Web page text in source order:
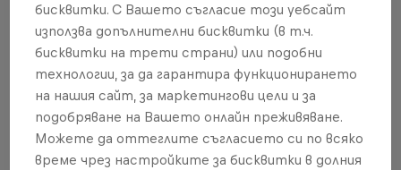
Още от това?
бисквитки. С Вашето съгласие този уебсайт
използва допълнителни бисквитки (в т.ч.
бисквитки на трети страни) или подобни
технологии, за да гарантира функционирането
на нашия сайт, за маркетингови цели и за
подобряване на Вашето онлайн преживяване.
Можете да оттеглите съгласието си по всяко
време чрез настройките за бисквитки в долния